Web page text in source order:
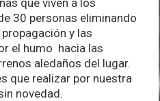
30 personas eliminando
y las
el humo hacia las
aledaños del lugar.
que realizar por nuestra
novedad.